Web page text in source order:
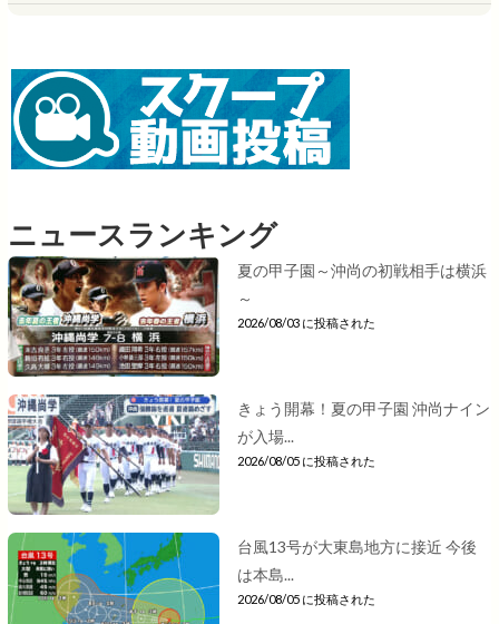
ニュースランキング
夏の甲子園～沖尚の初戦相手は横浜
～
2026/08/03 に投稿された
きょう開幕！夏の甲子園 沖尚ナイン
が入場...
2026/08/05 に投稿された
台風13号が大東島地方に接近 今後
は本島...
2026/08/05 に投稿された